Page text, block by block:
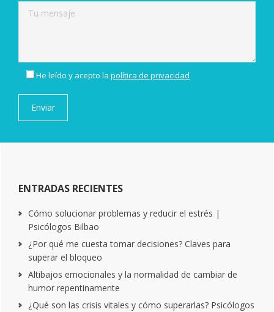
He leído y acepto lapolítica de privacidad
ENTRADAS RECIENTES
Cómo solucionar problemas y reducir el estrés |
Psicólogos Bilbao
¿Por qué me cuesta tomar decisiones? Claves para
superar el bloqueo
Altibajos emocionales y la normalidad de cambiar de
humor repentinamente
¿Qué son las crisis vitales y cómo superarlas? Psicólogos